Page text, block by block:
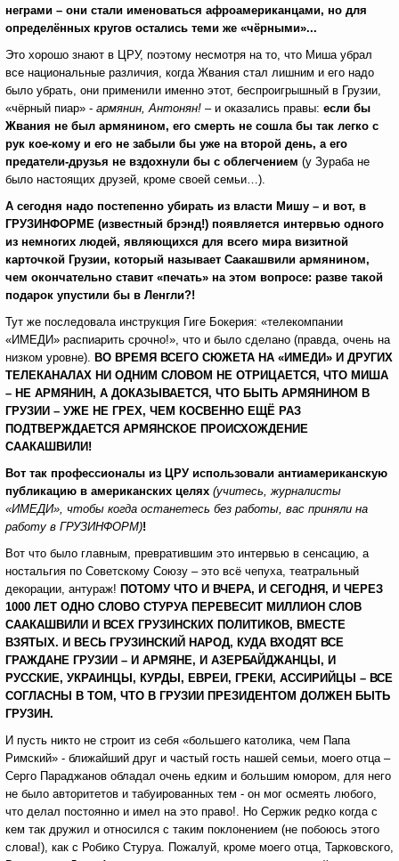
неграми – они стали именоваться афроамериканцами, но для
определённых кругов остались теми же «чёрными»...
Это хорошо знают в ЦРУ, поэтому несмотря на то, что Миша убрал
все национальные различия, когда Жвания стал лишним и его надо
было убрать, они применили именно этот, беспроигрышный в Грузии,
«чёрный пиар» - армянин, Антонян! – и оказались правы: если бы
Жвания не был армянином, его смерть не сошла бы так легко с
рук кое-кому и его не забыли бы уже на второй день, а его
предатели-друзья не вздохнули бы с облегчением (у Зураба не
было настоящих друзей, кроме своей семьи…).
А сегодня надо постепенно убирать из власти Мишу – и вот, в
ГРУЗИНФОРМЕ (известный брэнд!) появляется интервью одного
из немногих людей, являющихся для всего мира визитной
карточкой Грузии, который называет Саакашвили армянином,
чем окончательно ставит «печать» на этом вопросе: разве такой
подарок упустили бы в Ленгли?!
Тут же последовала инструкция Гиге Бокерия: «телекомпании
«ИМЕДИ» распиарить срочно!», что и было сделано (правда, очень на
низком уровне). ВО ВРЕМЯ ВСЕГО СЮЖЕТА НА «ИМЕДИ» И ДРУГИХ
ТЕЛЕКАНАЛАХ НИ ОДНИМ СЛОВОМ НЕ ОТРИЦАЕТСЯ, ЧТО МИША
– НЕ АРМЯНИН, А ДОКАЗЫВАЕТСЯ, ЧТО БЫТЬ АРМЯНИНОМ В
ГРУЗИИ – УЖЕ НЕ ГРЕХ, ЧЕМ КОСВЕННО ЕЩЁ РАЗ
ПОДТВЕРЖДАЕТСЯ АРМЯНСКОЕ ПРОИСХОЖДЕНИЕ
СААКАШВИЛИ!
Вот так профессионалы из ЦРУ использовали антиамериканскую
публикацию в американских целях (учитесь, журналисты
«ИМЕДИ», чтобы когда останетесь без работы, вас приняли на
работу в ГРУЗИНФОРМ)!
Вот что было главным, превратившим это интервью в сенсацию, а
ностальгия по Советскому Союзу – это всё чепуха, театральный
декорации, антураж! ПОТОМУ ЧТО И ВЧЕРА, И СЕГОДНЯ, И ЧЕРЕЗ
1000 ЛЕТ ОДНО СЛОВО СТУРУА ПЕРЕВЕСИТ МИЛЛИОН СЛОВ
СААКАШВИЛИ И ВСЕХ ГРУЗИНСКИХ ПОЛИТИКОВ, ВМЕСТЕ
ВЗЯТЫХ. И ВЕСЬ ГРУЗИНСКИЙ НАРОД, КУДА ВХОДЯТ ВСЕ
ГРАЖДАНЕ ГРУЗИИ – И АРМЯНЕ, И АЗЕРБАЙДЖАНЦЫ, И
РУССКИЕ, УКРАИНЦЫ, КУРДЫ, ЕВРЕИ, ГРЕКИ, АССИРИЙЦЫ – ВСЕ
СОГЛАСНЫ В ТОМ, ЧТО В ГРУЗИИ ПРЕЗИДЕНТОМ ДОЛЖЕН БЫТЬ
ГРУЗИН.
И пусть никто не строит из себя «большего католика, чем Папа
Римский» - ближайший друг и частый гость нашей семьи, моего отца –
Серго Параджанов обладал очень едким и большим юмором, для него
не было авторитетов и табуированных тем - он мог осмеять любого,
что делал постоянно и имел на это право!. Но Сержик редко когда с
кем так дружил и относился с таким поклонением (не побоюсь этого
слова!), как с Робико Стуруа. Пожалуй, кроме моего отца, Тарковского,